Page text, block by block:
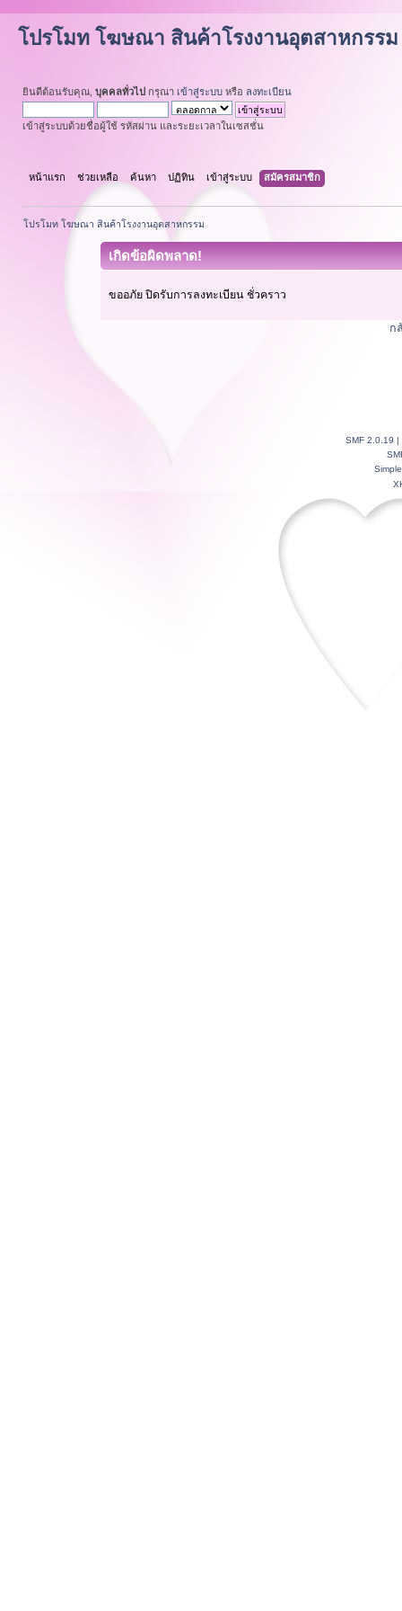
โปรโมท โฆษณา สินค้าโรงงานอุตสาหกรรม
ยินดีต้อนรับคุณ, บุคคลทั่วไป กรุณา เข้าสู่ระบบ หรือ ลงทะเบียน
เข้าสู่ระบบด้วยชื่อผู้ใช้ รหัสผ่าน และระยะเวลาในเซสชั่น
หน้าแรก ช่วยเหลือ ค้นหา ปฏิทิน เข้าสู่ระบบ สมัครสมาชิก
โปรโมท โฆษณา สินค้าโรงงานอุตสาหกรรม
เกิดข้อผิดพลาด!
ขออภัย ปิดรับการลงทะเบียน ชั่วคราว
ก
SMF 2.0.19 |